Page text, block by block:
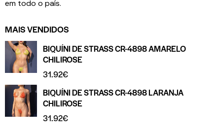
em todo o país.
MAIS VENDIDOS
BIQUÍNI DE STRASS CR-4898 AMARELO
CHILIROSE
31.92€
BIQUÍNI DE STRASS CR-4898 LARANJA
CHILIROSE
31.92€